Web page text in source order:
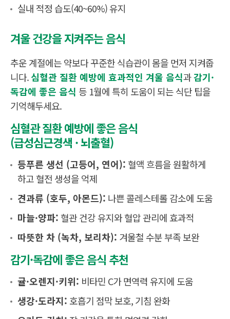
실내 적정 습도(40~60%) 유지
겨울 건강을 지켜주는 음식
추운 계절에는 약보다 꾸준한 식습관이 몸을 먼저 지켜줍
니다.심혈관 질환 예방에 효과적인 겨울 음식과감기·
독감에 좋은 음식 등 1월에 특히 도움이 되는 식단 팁을
기억해두세요.
심혈관 질환 예방에 좋은 음식
(급성심근경색 · 뇌출혈)
등푸른 생선 (고등어, 연어): 혈액 흐름을 원활하게
하고 혈전 생성을 억제
견과류 (호두, 아몬드): 나쁜 콜레스테롤 감소에 도움
마늘·양파: 혈관 건강 유지와 혈압 관리에 효과적
따뜻한 차 (녹차, 보리차): 겨울철 수분 부족 보완
감기·독감에 좋은 음식 추천
귤·오렌지·키위: 비타민 C가 면역력 유지에 도움
생강·도라지: 호흡기 점막 보호, 기침 완화